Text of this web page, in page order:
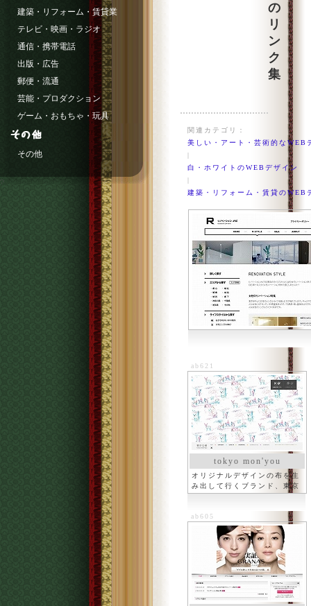
の
リ
ン
ク
集
関連カテゴリ：
美しい・アート・芸術的なWEB
|
白・ホワイトのWEBデザイン
|
建築・リフォーム・賃貸のWEB
ab621
tokyo mon'you
オリジナルデザインの布を生
み出して行くブランド、東京
文様
ab605
建築・リフォーム・賃貸業
テレビ・映画・ラジオ
通信・携帯電話
出版・広告
郵便・流通
芸能・プロダクション
ゲーム・おもちゃ・玩具
その他